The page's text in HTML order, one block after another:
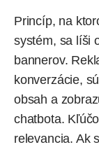
Princíp, na
systém, sa líši
bannerov.
konverzácie,
obsah a
chatbota.
relevancia. Ak